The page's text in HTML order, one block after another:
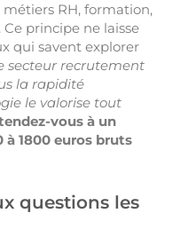
RH, formation,
principe ne laisse
qui savent explorer
secteur recrutement
la rapidité
le valorise tout
vous à un
à 1800 euros bruts
questions les